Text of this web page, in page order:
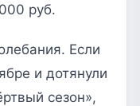
руб.
Если
и дотянули
сезон»,